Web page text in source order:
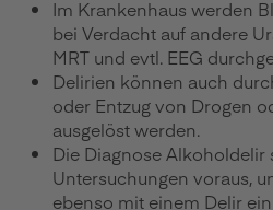
Im Krankenhaus werden
bei Verdacht auf andere
MRT und evtl. EEG
Delirien können auch
oder Entzug von Drogen
ausgelöst werden.
Die Diagnose Alkoholdelir
Untersuchungen voraus,
ebenso mit einem Delir